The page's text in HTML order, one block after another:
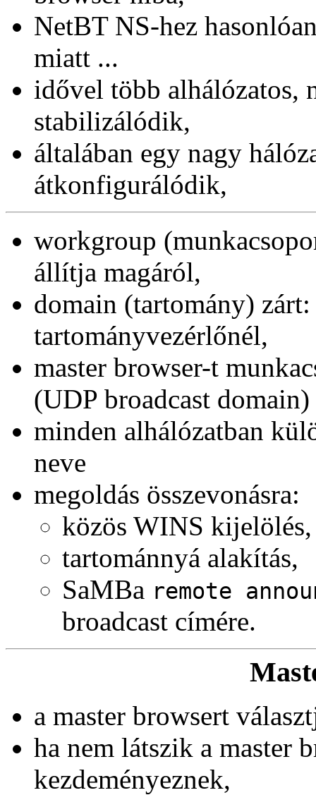
NetBT NS-hez
miatt ...
idővel több alhálózatos,
stabilizálódik,
általában egy nagy
átkonfigurálódik,
workgroup
állítja magáról,
domain (tartomány)
tartományvezérlőnél,
master browser-t
(UDP broadcast
minden alhálózatban
neve
megoldás összevonásra:
közös WINS kijelölés,
tartománnyá alakítás,
SaMBa remote
broadcast címére.
a master browsert
ha nem látszik a master
kezdeményeznek,